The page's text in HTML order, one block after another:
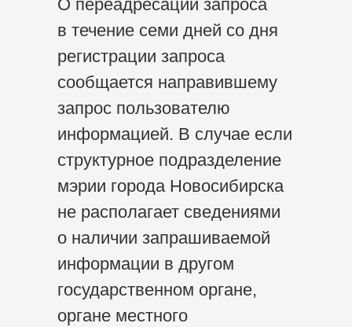
О переадресации запроса
в течение семи дней со дня
регистрации запроса
сообщается направившему
запрос пользователю
информацией. В случае если
структурное подразделение
мэрии города Новосибирска
не располагает сведениями
о наличии запрашиваемой
информации в другом
государственном органе,
органе местного